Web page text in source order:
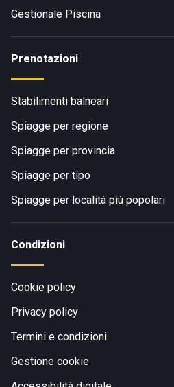
Gestionale Piscina
Prenotazioni
Stabilimenti balneari
Spiagge per regione
Spiagge per provincia
Spiagge per tipo
Spiagge per località più popolari
Condizioni
Cookie policy
Privacy policy
Termini e condizioni
Gestione cookie